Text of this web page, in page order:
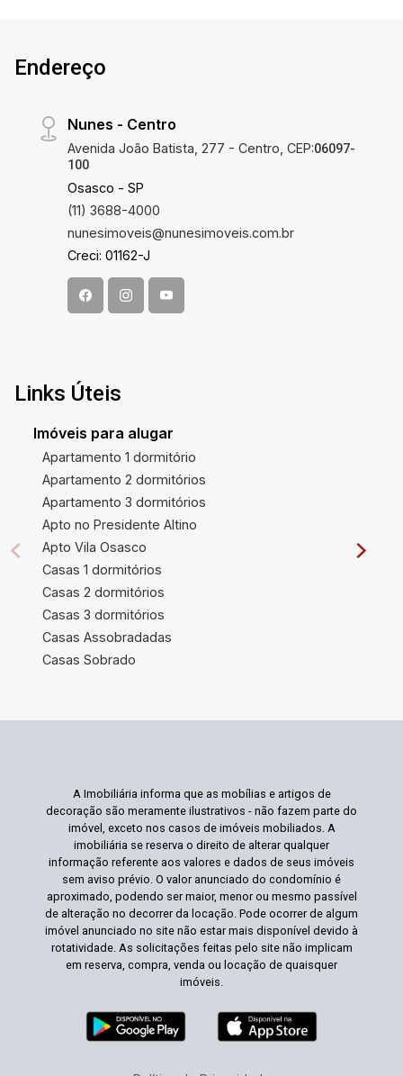
Endereço
Nunes - Centro
Avenida João Batista, 277 - Centro, CEP:06097-
100
Osasco - SP
(11) 3688-4000
nunesimoveis@nunesimoveis.com.br
Creci: 01162-J
Links Úteis
Imóveis para alugar
Apartamento 1 dormitório
Apartamento 2 dormitórios
Apartamento 3 dormitórios
Apto no Presidente Altino
Apto Vila Osasco
Casas 1 dormitórios
Casas 2 dormitórios
Casas 3 dormitórios
Casas Assobradadas
Casas Sobrado
A Imobiliária informa que as mobílias e artigos de
decoração são meramente ilustrativos - não fazem parte do
imóvel, exceto nos casos de imóveis mobiliados. A
imobiliária se reserva o direito de alterar qualquer
informação referente aos valores e dados de seus imóveis
sem aviso prévio. O valor anunciado do condomínio é
aproximado, podendo ser maior, menor ou mesmo passível
de alteração no decorrer da locação. Pode ocorrer de algum
imóvel anunciado no site não estar mais disponível devido à
rotatividade. As solicitações feitas pelo site não implicam
em reserva, compra, venda ou locação de quaisquer
imóveis.